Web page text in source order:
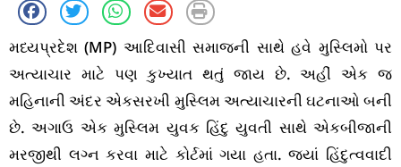
મધ્યપ્રદેશ (MP) આદિવાસી સમાજની સાથે હવે મુસ્લિમો પર
અત્યાચાર માટે પણ કુખ્યાત થતું જાય છે. અહીં એક જ
મહિનાની અંદર એકસરખી મુસ્લિમ અત્યાચારની ઘટનાઓ બની
છે. અગાઉ એક મુસ્લિમ યુવક હિંદુ યુવતી સાથે એકબીજાની
મરજીથી લગ્ન કરવા માટે કોર્ટમાં ગયા હતા. જ્યાં હિંદુત્વવાદી